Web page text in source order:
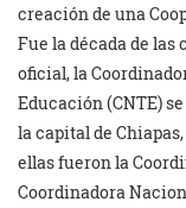
creación de una
Fue la década de
oficial, la
Educación (CNTE)
la capital de
ellas fueron la
Coordinadora